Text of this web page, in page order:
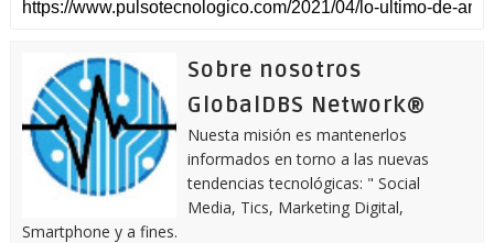
Sobre nosotros
GlobalDBS Network®
Nuesta misión es mantenerlos
informados en torno a las nuevas
tendencias tecnológicas: " Social
Media, Tics, Marketing Digital,
Smartphone y a fines.